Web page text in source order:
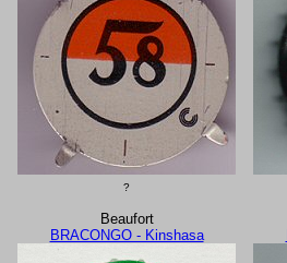
?
Beaufort
BRACONGO - Kinshasa